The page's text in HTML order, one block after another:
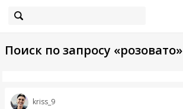
Поиск по запросу «розовато»
kriss_9